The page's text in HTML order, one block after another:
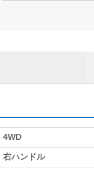
4WD
右ハンドル